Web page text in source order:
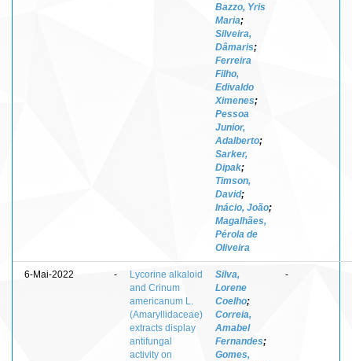
Bazzo, Yris
Maria;
Silveira,
Dâmaris;
Ferreira
Filho,
Edivaldo
Ximenes;
Pessoa
Junior,
Adalberto;
Sarker,
Dipak;
Timson,
David;
Inácio, João;
Magalhães,
Pérola de
Oliveira
6-Mai-2022 -
Lycorine alkaloid
and Crinum
americanum L.
(Amaryllidaceae)
extracts display
antifungal
activity on
Silva,
Lorene
Coelho;
Correia,
Amabel
Fernandes;
Gomes,
-